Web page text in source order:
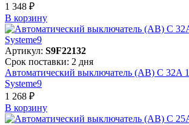
1 348 ₽
В корзинy
Артикул: S9F22132
Срок поставки: 2 дня
Автоматический выключатель (АВ) C 32A
Systeme9
1 268 ₽
В корзинy